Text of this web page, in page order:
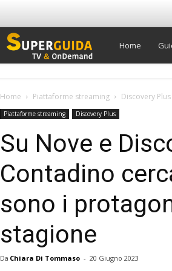
Super
TV
Home
Home Piattaforme streaming Discovery Plus
Piattaforme streaming Discovery Plus
Su Nove e
Contadino
sono i
stagione
Da Chiara Di Tommaso - 20 Giugno 2023